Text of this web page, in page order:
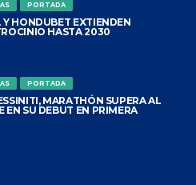
PORTADA
HONDUBET EXTIENDEN
HASTA 2030
PORTADA
MARATHÓN SUPERA AL
EN SU DEBUT EN PRIMERA